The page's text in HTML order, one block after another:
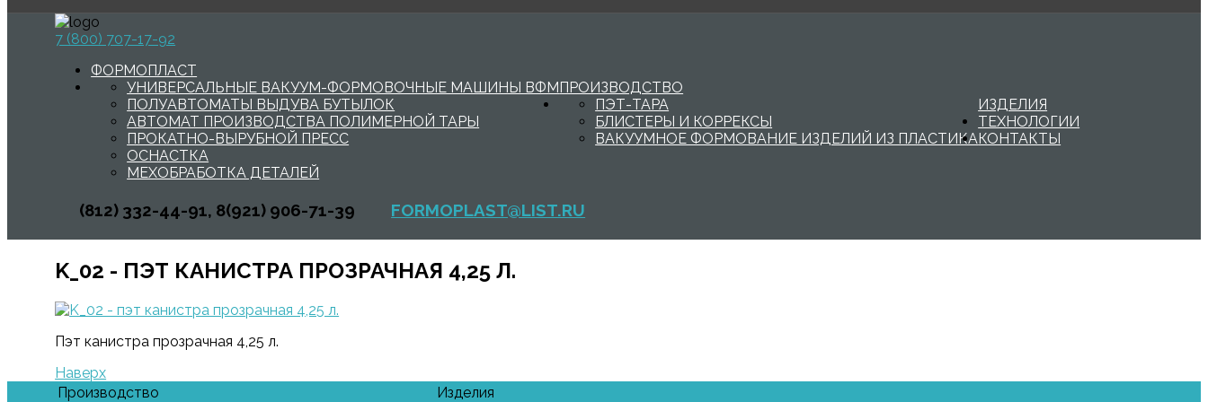
7 (800) 707-17-92
ФОРМОПЛАСТ
ПРОИЗВОДСТВО
УНИВЕРСАЛЬНЫЕ ВАКУУМ-ФОРМОВОЧНЫЕ МАШИНЫ ВФМ
ПОЛУАВТОМАТЫ ВЫДУВА БУТЫЛОК
АВТОМАТ ПРОИЗВОДСТВА ПОЛИМЕРНОЙ ТАРЫ
ПРОКАТНО-ВЫРУБНОЙ ПРЕСС
ОСНАСТКА
МЕХОБРАБОТКА ДЕТАЛЕЙ
ИЗДЕЛИЯ
ПЭТ-ТАРА
БЛИСТЕРЫ И КОРРЕКСЫ
ВАКУУМНОЕ ФОРМОВАНИЕ ИЗДЕЛИЙ ИЗ ПЛАСТИКА
ТЕХНОЛОГИИ
КОНТАКТЫ
(812) 332-44-91, 8(921) 906-71-39 FORMOPLAST@LIST.RU
K_02 - ПЭТ КАНИСТРА ПРОЗРАЧНАЯ 4,25 Л.
Пэт канистра прозрачная 4,25 л.
Наверх
Производство
Изделия